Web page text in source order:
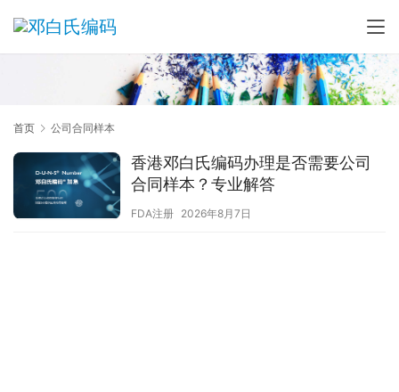
首页 公司合同样本
香港邓白氏编码办理是否需要公司
合同样本？专业解答
FDA注册 2026年8月7日